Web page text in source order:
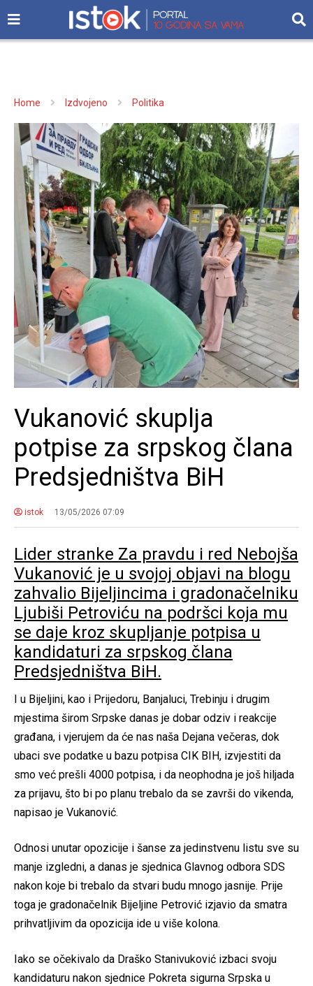
Home Izdvojeno Politika
Vukanović skuplja
potpise za srpskog člana
Predsjedništva BiH
istok 13/05/2026 07:09
Lider stranke Za pravdu i red Nebojša
Vukanović je u svojoj objavi na blogu
zahvalio Bijeljincima i gradonačelniku
Ljubiši Petroviću na podršci koja mu
se daje kroz skupljanje potpisa u
kandidaturi za srpskog člana
Predsjedništva BiH.
I u Bijeljini, kao i Prijedoru, Banjaluci, Trebinju i drugim
mjestima širom Srpske danas je dobar odziv i reakcije
građana, i vjerujem da će nas naša Dejana večeras, dok
ubaci sve podatke u bazu potpisa CIK BIH, izvjestiti da
smo već prešli 4000 potpisa, i da neophodna je još hiljada
za prijavu, što bi po planu trebalo da se završi do vikenda,
napisao je Vukanović.
Odnosi unutar opozicije i šanse za jedinstvenu listu sve su
manje izgledni, a danas je sjednica Glavnog odbora SDS
nakon koje bi trebalo da stvari budu mnogo jasnije. Prije
toga je gradonačelnik Bijeljine Petrović izjavio da smatra
prihvatljivim da opozicija ide u više kolona.
Iako se očekivalo da Draško Stanivuković izbaci svoju
kandidaturu nakon sjednice Pokreta sigurna Srpska u